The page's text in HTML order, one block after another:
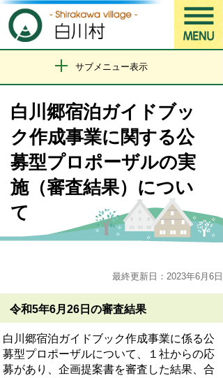
サブメニュー表示
白川郷宿泊ガイドブッ
ク作成事業に関する公
募型プロポーザルの実
施（審査結果）につい
て
最終更新日：2023年6月6日
令和5年6月26日の審査結果
白川郷宿泊ガイドブック作成事業に係る公
募型プロポーザルについて、１社からの応
募があり、企画提案書を審査した結果、合